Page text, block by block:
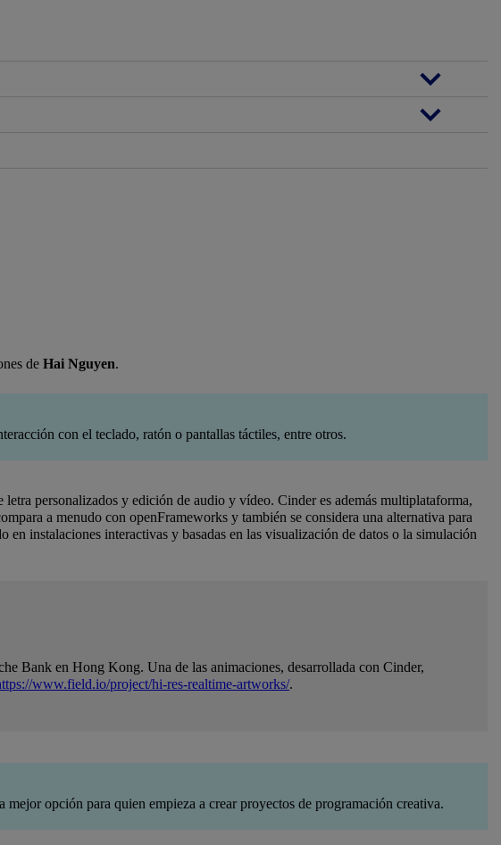
de Hai Nguyen.
con el teclado, ratón o pantallas táctiles, entre otros.
personalizados y edición de audio y vídeo. Cinder es además multiplataforma,
a menudo con openFrameworks y también se considera una alternativa para
instalaciones interactivas y basadas en las visualización de datos o la simulación
Bank en Hong Kong. Una de las animaciones, desarrollada con Cinder,
www.field.io/project/hi-res-realtime-artworks/.
opción para quien empieza a crear proyectos de programación creativa.